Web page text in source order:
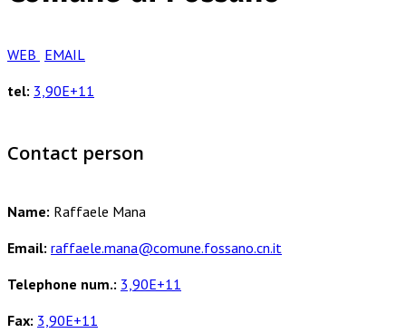
WEB EMAIL
tel: 3,90E+11
Contact person
Name: Raffaele Mana
Email: raffaele.mana@comune.fossano.cn.it
Telephone num.: 3,90E+11
Fax: 3,90E+11